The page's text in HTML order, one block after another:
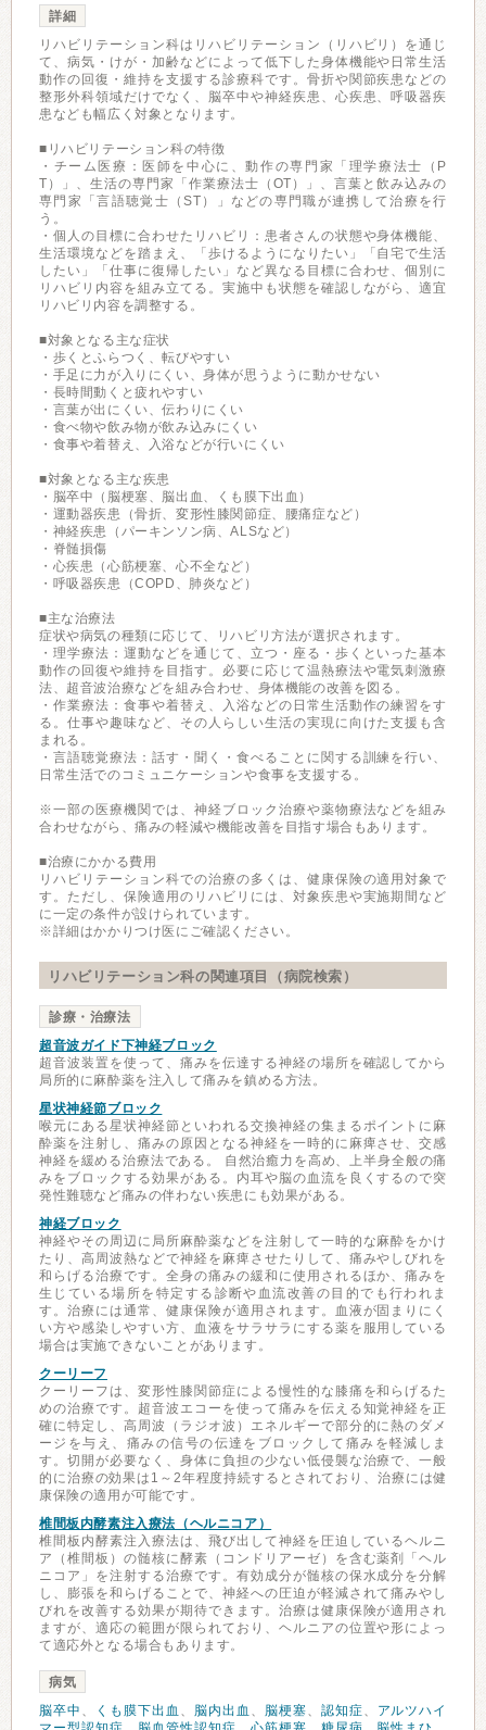
詳細
リハビリテーション科はリハビリテーション（リハビリ）を通じ
て、病気・けが・加齢などによって低下した身体機能や日常生活
動作の回復・維持を支援する診療科です。骨折や関節疾患などの
整形外科領域だけでなく、脳卒中や神経疾患、心疾患、呼吸器疾
患なども幅広く対象となります。
■リハビリテーション科の特徴
・チーム医療：医師を中心に、動作の専門家「理学療法士（P
T）」、生活の専門家「作業療法士（OT）」、言葉と飲み込みの
専門家「言語聴覚士（ST）」などの専門職が連携して治療を行
う。
・個人の目標に合わせたリハビリ：患者さんの状態や身体機能、
生活環境などを踏まえ、「歩けるようになりたい」「自宅で生活
したい」「仕事に復帰したい」など異なる目標に合わせ、個別に
リハビリ内容を組み立てる。実施中も状態を確認しながら、適宜
リハビリ内容を調整する。
■対象となる主な症状
・歩くとふらつく、転びやすい
・手足に力が入りにくい、身体が思うように動かせない
・長時間動くと疲れやすい
・言葉が出にくい、伝わりにくい
・食べ物や飲み物が飲み込みにくい
・食事や着替え、入浴などが行いにくい
■対象となる主な疾患
・脳卒中（脳梗塞、脳出血、くも膜下出血）
・運動器疾患（骨折、変形性膝関節症、腰痛症など）
・神経疾患（パーキンソン病、ALSなど）
・脊髄損傷
・心疾患（心筋梗塞、心不全など）
・呼吸器疾患（COPD、肺炎など）
■主な治療法
症状や病気の種類に応じて、リハビリ方法が選択されます。
・理学療法：運動などを通じて、立つ・座る・歩くといった基本
動作の回復や維持を目指す。必要に応じて温熱療法や電気刺激療
法、超音波治療などを組み合わせ、身体機能の改善を図る。
・作業療法：食事や着替え、入浴などの日常生活動作の練習をす
る。仕事や趣味など、その人らしい生活の実現に向けた支援も含
まれる。
・言語聴覚療法：話す・聞く・食べることに関する訓練を行い、
日常生活でのコミュニケーションや食事を支援する。
※一部の医療機関では、神経ブロック治療や薬物療法などを組み
合わせながら、痛みの軽減や機能改善を目指す場合もあります。
■治療にかかる費用
リハビリテーション科での治療の多くは、健康保険の適用対象で
す。ただし、保険適用のリハビリには、対象疾患や実施期間など
に一定の条件が設けられています。
※詳細はかかりつけ医にご確認ください。
リハビリテーション科の関連項目（病院検索）
診療・治療法
超音波ガイド下神経ブロック
超音波装置を使って、痛みを伝達する神経の場所を確認してから
局所的に麻酔薬を注入して痛みを鎮める方法。
星状神経節ブロック
喉元にある星状神経節といわれる交換神経の集まるポイントに麻
酔薬を注射し、痛みの原因となる神経を一時的に麻痺させ、交感
神経を緩める治療法である。 自然治癒力を高め、上半身全般の痛
みをブロックする効果がある。内耳や脳の血流を良くするので突
発性難聴など痛みの伴わない疾患にも効果がある。
神経ブロック
神経やその周辺に局所麻酔薬などを注射して一時的な麻酔をかけ
たり、高周波熱などで神経を麻痺させたりして、痛みやしびれを
和らげる治療です。全身の痛みの緩和に使用されるほか、痛みを
生じている場所を特定する診断や血流改善の目的でも行われま
す。治療には通常、健康保険が適用されます。血液が固まりにく
い方や感染しやすい方、血液をサラサラにする薬を服用している
場合は実施できないことがあります。
クーリーフ
クーリーフは、変形性膝関節症による慢性的な膝痛を和らげるた
めの治療です。超音波エコーを使って痛みを伝える知覚神経を正
確に特定し、高周波（ラジオ波）エネルギーで部分的に熱のダメ
ージを与え、痛みの信号の伝達をブロックして痛みを軽減しま
す。切開が必要なく、身体に負担の少ない低侵襲な治療で、一般
的に治療の効果は1～2年程度持続するとされており、治療には健
康保険の適用が可能です。
椎間板内酵素注入療法（ヘルニコア）
椎間板内酵素注入療法は、飛び出して神経を圧迫しているヘルニ
ア（椎間板）の髄核に酵素（コンドリアーゼ）を含む薬剤「ヘル
ニコア」を注射する治療です。有効成分が髄核の保水成分を分解
し、膨張を和らげることで、神経への圧迫が軽減されて痛みやし
びれを改善する効果が期待できます。治療は健康保険が適用され
ますが、適応の範囲が限られており、ヘルニアの位置や形によっ
て適応外となる場合もあります。
病気
脳卒中 、 くも膜下出血 、 脳内出血 、 脳梗塞、 認知症、
アルツハイ